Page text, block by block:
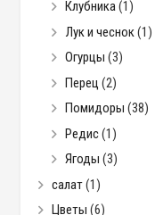
Клубника(1)
Лук и чеснок(1)
Огурцы (3)
Перец (2)
Помидоры (38)
Редис(1)
Ягоды (3)
салат(1)
Цветы (6)